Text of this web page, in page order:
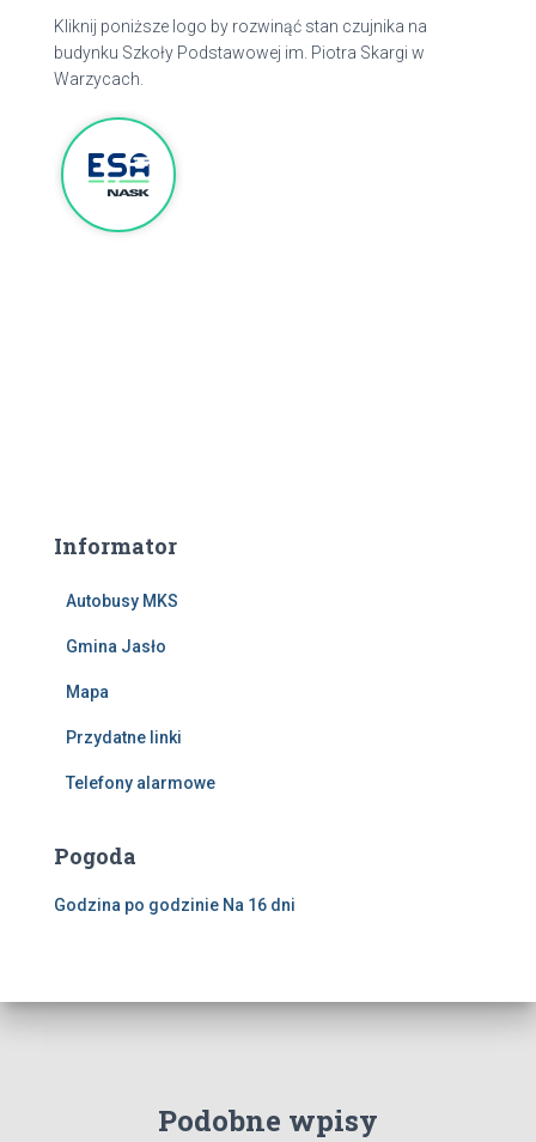
Kliknij poniższe logo by rozwinąć stan czujnika na
budynku Szkoły Podstawowej im. Piotra Skargi w
Warzycach.
Informator
Autobusy MKS
Gmina Jasło
Mapa
Przydatne linki
Telefony alarmowe
Pogoda
Godzina po godzinie Na 16 dni
Podobne wpisy